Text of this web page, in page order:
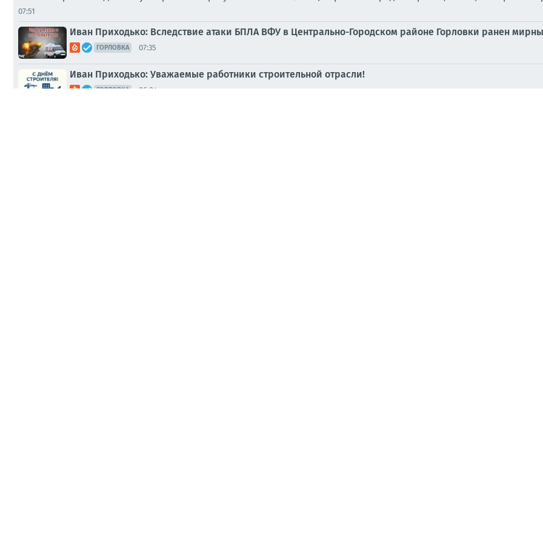
07:51
Иван Приходько: Вследствие атаки БПЛА ВФУ в Центрально-Городском районе Горловки ранен
ГОРЛОВКА 07:35
Иван Приходько: Уважаемые работники строительной отрасли!
ГОРЛОВКА 06:04